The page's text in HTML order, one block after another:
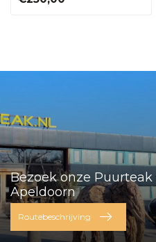
Bezoek onze Puurteak
Apeldoorn
Routebeschrijving